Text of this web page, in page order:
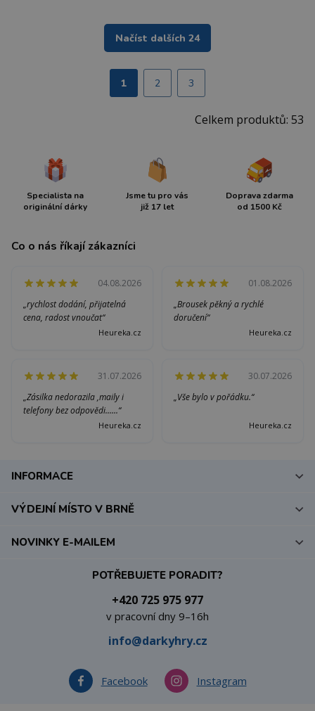
Načíst dalších 24
1 2 3
Celkem produktů: 53
Specialista na
originální dárky
Jsme tu pro vás
již 17 let
Doprava zdarma
od 1500 Kč
Co o nás říkají zákazníci
04.08.2026
„rychlost dodání, přijatelná
cena, radost vnoučat“
Heureka.cz
01.08.2026
„Brousek pěkný a rychlé
doručení“
Heureka.cz
31.07.2026
„Zásilka nedorazila ,maily i
telefony bez odpovědi......“
Heureka.cz
30.07.2026
„Vše bylo v pořádku.“
Heureka.cz
INFORMACE
VÝDEJNÍ MÍSTO V BRNĚ
POTŘEBUJETE PORADIT?
+420 725 975 977
v pracovní dny 9–16h
info@darkyhry.cz
Facebook Instagram
NOVINKY E-MAILEM